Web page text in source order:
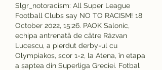
Slgr_notoracism: All Super League
Football Clubs say NO TO RACISM! 18
October 2022, 15:26. PAOK Salonic,
echipa antrenată de către Răzvan
Lucescu, a pierdut derby-ul cu
Olympiakos, scor 1-2, la Atena, în etapa
a șaptea din Superliga Greciei. Fotbal